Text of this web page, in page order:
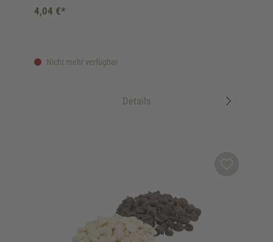
Nicht mehr verfügbar
4,04 €*
Details